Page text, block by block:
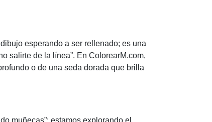
esperando a ser rellenado; es una
salirte de la línea”. En ColorearM.com,
o de una seda dorada que brilla
muñecas”; estamos explorando el